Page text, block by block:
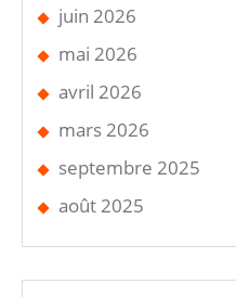
juin 2026
mai 2026
avril 2026
mars 2026
septembre 2025
août 2025